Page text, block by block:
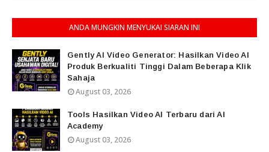
ANDA MUNGKIN MENYUKAI SIARAN INI
Gently AI Video Generator: Hasilkan Video AI
Produk Berkualiti Tinggi Dalam Beberapa Klik
Sahaja
August 03, 2026
Tools Hasilkan Video AI Terbaru dari AI
Academy
August 03, 2026